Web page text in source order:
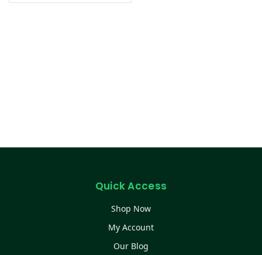
Quick Access
Shop Now
My Account
Our Blog